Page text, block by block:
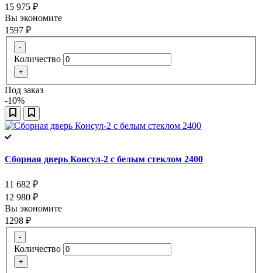
15 975 ₽
Вы экономите
1597 ₽
-
Количество
+
Под заказ
-10%
Сборная дверь Консул-2 с белым стеклом 2400
11 682 ₽
12 980 ₽
Вы экономите
1298 ₽
-
Количество
+